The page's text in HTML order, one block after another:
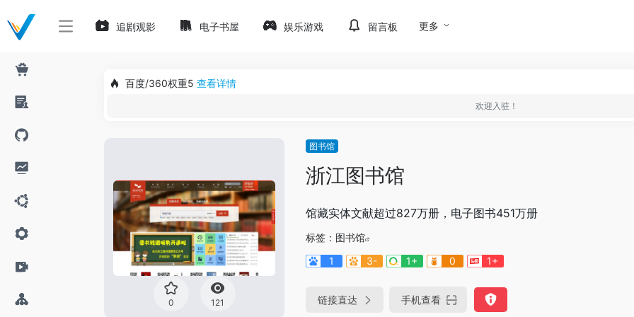
追剧观影 电子书屋 娱乐游戏 留言板 更多
百度/360权重5 查看详情
欢迎入驻！
0 121
图书馆
浙江图书馆
馆藏实体文献超过827万册，电子图书451万册
标签： 图书馆
1
3- 1+ 0 1+
链接直达 手机查看